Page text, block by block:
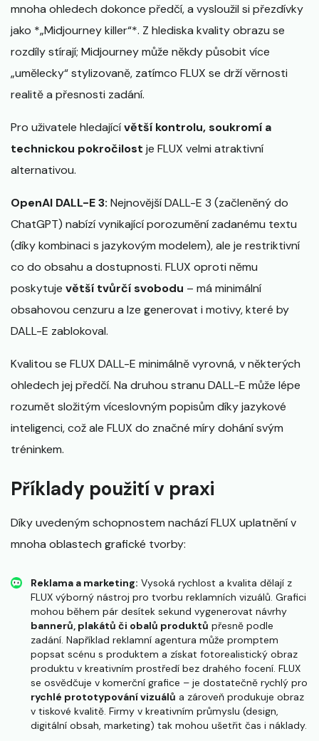
mnoha ohledech dokonce předčí, a vysloužil si přezdívky
jako *„Midjourney killer“*​. Z hlediska kvality obrazu se
rozdíly stírají; Midjourney může někdy působit více
„umělecky“ stylizovaně, zatímco FLUX se drží věrnosti
realitě a přesnosti zadání​.
Pro uživatele hledajícívětší kontrolu, soukromí a
technickou pokročilost je FLUX velmi atraktivní
alternativou.
OpenAI DALL-E 3: Nejnovější DALL-E 3 (začleněný do
ChatGPT) nabízí vynikající porozumění zadanému textu
(díky kombinaci s jazykovým modelem), ale je restriktivní
co do obsahu a dostupnosti. FLUX oproti němu
poskytuje větší tvůrčí svobodu – má minimální
obsahovou cenzuru a lze generovat i motivy, které by
DALL-E zablokoval.
Kvalitou se FLUX DALL-E minimálně vyrovná, v některých
ohledech jej předčí. Na druhou stranu DALL-E může lépe
rozumět složitým víceslovným popisům díky jazykové
inteligenci, což ale FLUX do značné míry dohání svým
tréninkem.
Příklady použití v praxi
Díky uvedeným schopnostem nachází FLUX uplatnění v
mnoha oblastech grafické tvorby:
Reklama a marketing: Vysoká rychlost a kvalita dělají z
FLUX výborný nástroj pro tvorbu reklamních vizuálů. Grafici
mohou během pár desítek sekund vygenerovat návrhy
bannerů, plakátů či obalů produktů přesně podle
zadání. Například reklamní agentura může promptem
popsat scénu s produktem a získat fotorealistický obraz
produktu v kreativním prostředí bez drahého focení. FLUX
se osvědčuje v komerční grafice – je dostatečně rychlý pro
rychlé prototypování vizuálů a zároveň produkuje obraz
v tiskové kvalitě​. Firmy v kreativním průmyslu (design,
digitální obsah, marketing) tak mohou ušetřit čas i náklady.